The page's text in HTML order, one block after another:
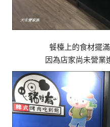
餐檯上的食材擺
因為店家尚未營業